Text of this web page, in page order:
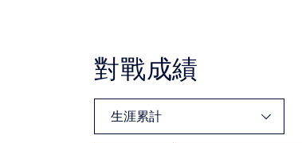
對戰成績